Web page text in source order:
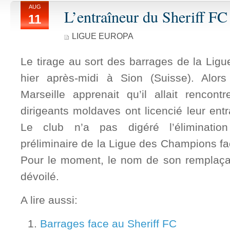
AUG
11 L’entraîneur du Sheriff
LIGUE EUROPA
Le tirage au sort des barrages de la
hier après-midi à Sion (Suisse).
Marseille apprenait qu’il allait
dirigeants moldaves ont licencié leur
Le club n’a pas digéré
préliminaire de la Ligue des Champions
Pour le moment, le nom de son
dévoilé.
A lire aussi:
Barrages face au Sheriff FC